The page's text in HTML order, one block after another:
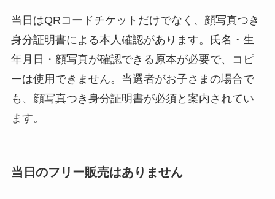
当日はQRコードチケットだけでなく、顔写真つき
身分証明書による本人確認があります。氏名・生
年月日・顔写真が確認できる原本が必要で、コピ
ーは使用できません。当選者がお子さまの場合で
も、顔写真つき身分証明書が必須と案内されてい
ます。
当日のフリー販売はありません